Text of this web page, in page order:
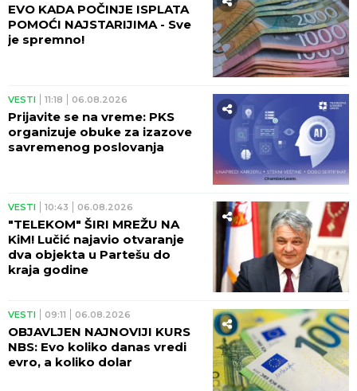
EVO KADA POČINJE ISPLATA
POMOĆI NAJSTARIJIMA - Sve
je spremno!
VESTI 11:18 06.08.2026
Prijavite se na vreme: PKS
organizuje obuke za izazove
savremenog poslovanja
VESTI 10:43 06.08.2026
"TELEKOM" ŠIRI MREŽU NA
KiM! Lučić najavio otvaranje
dva objekta u Partešu do
kraja godine
VESTI 09:11 06.08.2026
OBJAVLJEN NAJNOVIJI KURS
NBS: Evo koliko danas vredi
evro, a koliko dolar